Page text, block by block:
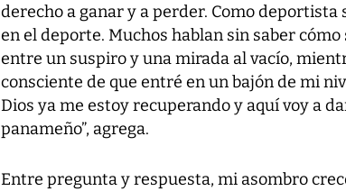
derecho a ganar y a perder. Como deportista
en el deporte. Muchos hablan sin saber
entre un suspiro y una mirada al vacío,
consciente de que entré en un bajón de mi
Dios ya me estoy recuperando y aquí voy a
panameño”, agrega.
Entre pregunta y respuesta, mi asombro